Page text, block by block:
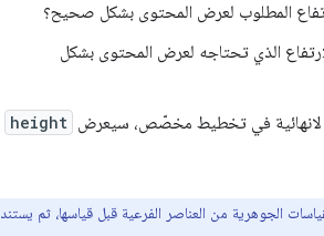
المطلوب لعرض المحتوى بشكل صحيح؟
الذي تحتاجه لعرض المحتوى بشكل
لانهائية في تخطيط مخصّص، سيعرض height
الجوهرية من العناصر الفرعية قبل قياسها، ثم يستند